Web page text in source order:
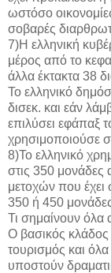
ωστόσο
σοβαρές
7)Η ελληνική
μέρος από το
άλλα έκτακτα 38
Το ελληνικό
δισεκ. και εάν
επιλύσει εφάπαξ
χρησιμοποιούσε
8)Το ελληνικό
στις 350 μονάδες
μετοχών που έχει
350 ή 450
Τι σημαίνουν όλα
Ο βασικός κλάδος
τουρισμός και
υποστούν